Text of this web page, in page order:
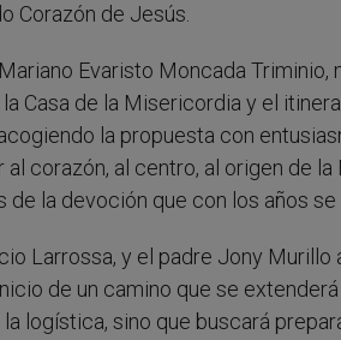
Corazón de Jesús.
Evaristo Moncada
Casa de la Misericordia y el
la propuesta con
corazón, al centro, al origen de la
la devoción que con los años
Larrossa, y el padre Jony Murillo
de un camino que se
logística, sino que buscará